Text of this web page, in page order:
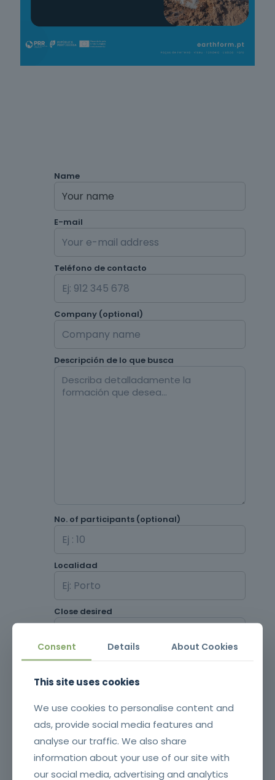
Name
E-mail
Teléfono de contacto
Company (optional)
Descripción de lo que busca
No. of participants (optional)
Localidad
Close desired
Consent Details About Cookies
This site uses cookies
We use cookies to personalise content and
ads, provide social media features and
analyse our traffic. We also share
information about your use of our site with
our social media, advertising and analytics